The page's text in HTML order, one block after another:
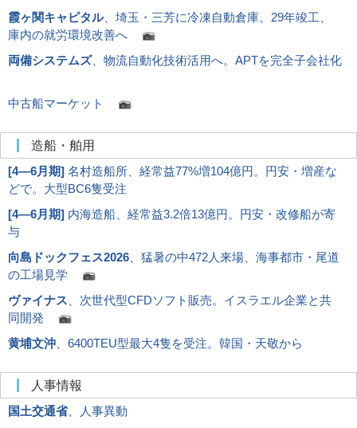
霞ヶ関キャピタル、埼玉・三芳に冷凍自動倉庫。29年竣工、
庫内の就労環境改善へ
両備システムズ、物流自動化技術活用へ。APTを完全子会社化
中古船マーケット
造船・舶用
[4―6月期] 名村造船所、経常益77%増104億円。円安・増産な
どで。大型BC6隻受注
[4―6月期] 内海造船、経常益3.2倍13億円。円安・改修船が寄
与
向島ドックフェス2026 、猛暑の中472人来場、海事都市・尾道
の工場見学
ヴァイナス 、次世代型CFDソフト販売。イスラエル企業と共
同開発
黄埔文沖 、6400TEU型最大4隻を受注。韓国・天敬から
人事情報
国土交通省、人事異動